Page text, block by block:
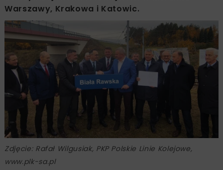
Warszawy, Krakowa i Katowic.
Zdjęcie: Rafał Wilgusiak, PKP Polskie Linie Kolejowe,
www.plk-sa.pl